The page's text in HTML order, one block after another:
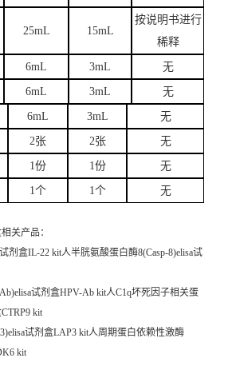
25mL 15mL
按说明书进行
稀释
6mL 3mL 无
6mL 3mL 无
6mL 3mL 无
2张 2张 无
1份 1份 无
1个 1个 无
关产品：
剂盒IL-22 kit人半胱氨酸蛋白酶8(Casp-8)elisa试
试剂盒HPV-Ab kit人C1q坏死因子相关蛋
kit
试剂盒LAP3 kit人周期蛋白依赖性激酶
kit